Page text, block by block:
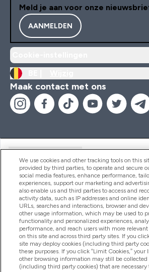
Meld je aan voor onze
AANMELDEN
Maak contact met ons
Producten
Company Information
Loyalty & Rewards
We use cookies and other tracking tools on this
provided by third parties, to operate and secure
social media features, enhance performance,
experiences, support our marketing and
also enable us and third parties to access and
activity data, such as IP addresses and online
URLs, searches and interactions, browser and
other usage information, which may be used to
functionality and personalized experiences,
performance, and reach users with more
on this site and across third party sites. If you
site may deploy cookies (including third party
these purposes. If you click “Limit Cookies,” your
other browsing information may still be collected
(including third party cookies) that are necessary